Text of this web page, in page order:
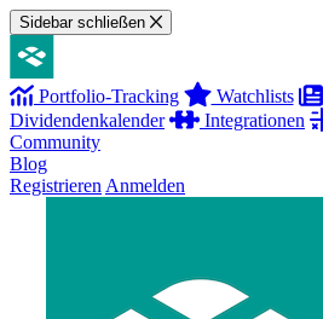
Sidebar schließen
Portfolio-Tracking Watchlists
Dividendenkalender
Integrationen
Community
Blog
Registrieren Anmelden